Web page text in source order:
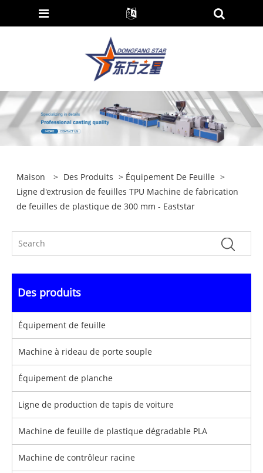
Maison > Des Produits > Équipement De Feuille >
Ligne d'extrusion de feuilles TPU Machine de fabrication
de feuilles de plastique de 300 mm - Eaststar
Des produits
Équipement de feuille
Machine à rideau de porte souple
Équipement de planche
Ligne de production de tapis de voiture
Machine de feuille de plastique dégradable PLA
Machine de contrôleur racine